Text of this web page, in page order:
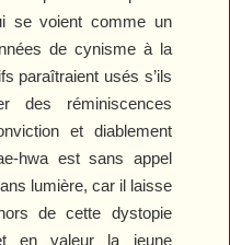
se voient comme un
de cynisme à la
paraîtraient usés s’ils
des réminiscences
et diablement
hwa est sans appel
lumière, car il laisse
de cette dystopie
en valeur la jeune